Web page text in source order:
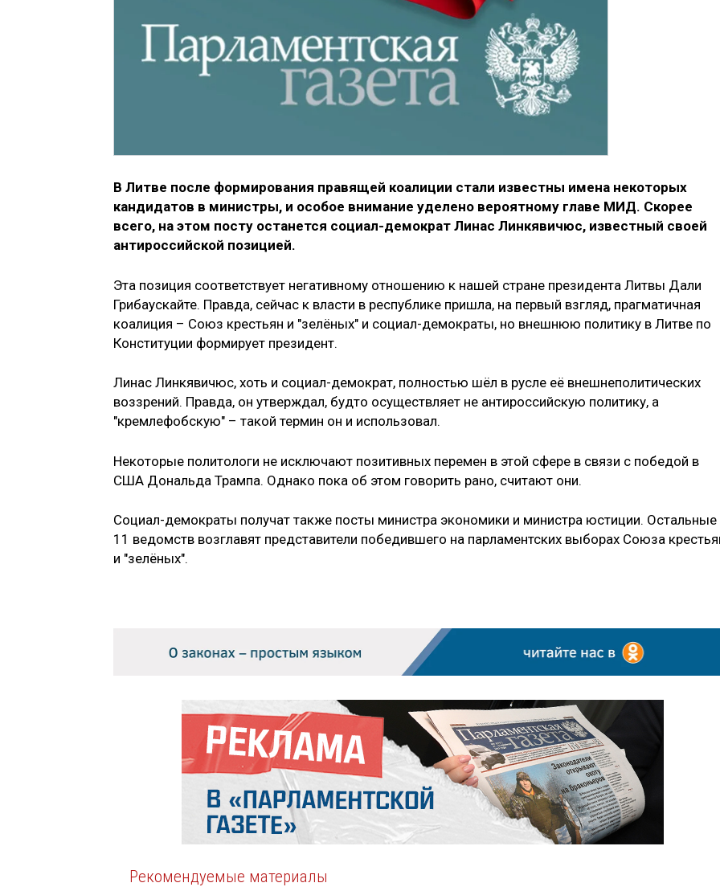
В Литве после формирования правящей коалиции стали известны имена некоторых
кандидатов в министры, и особое внимание уделено вероятному главе МИД. Скорее
всего, на этом посту останется социал-демократ Линас Линкявичюс, известный своей
антироссийской позицией.
Эта позиция соответствует негативному отношению к нашей стране президента Литвы Дали
Грибаускайте. Правда, сейчас к власти в республике пришла, на первый взгляд, прагматичная
коалиция – Союз крестьян и "зелёных" и социал-демократы, но внешнюю политику в Литве по
Конституции формирует президент.
Линас Линкявичюс, хоть и социал-демократ, полностью шёл в русле её внешнеполитических
воззрений. Правда, он утверждал, будто осуществляет не антироссийскую политику, а
"кремлефобскую" – такой термин он и использовал.
Некоторые политологи не исключают позитивных перемен в этой сфере в связи с победой в
США Дональда Трампа. Однако пока об этом говорить рано, считают они.
Социал-демократы получат также посты министра экономики и министра юстиции. Остальные
11 ведомств возглавят представители победившего на парламентских выборах Союза
и "зелёных".
Рекомендуемые материалы